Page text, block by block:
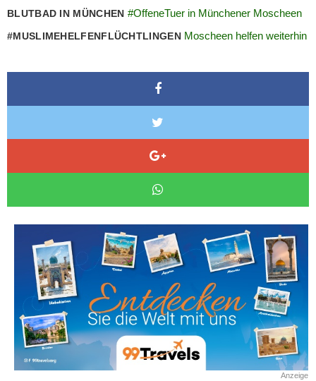
BLUTBAD IN MÜNCHEN #OffeneTuer in Münchener Moscheen
#MUSLIMEHELFENFLÜCHTLINGEN Moscheen helfen weiterhin
Anzeige